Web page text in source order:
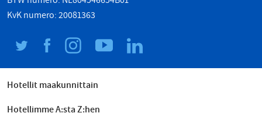
KvK numero: 20081363
Hotellit maakunnittain
Hotellimme A:sta Z:hen